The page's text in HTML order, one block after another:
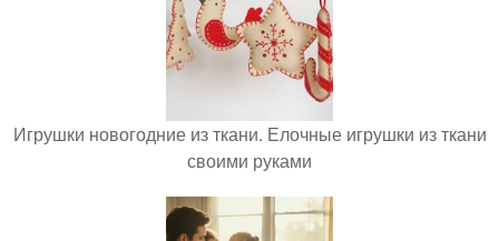
Игрушки новогодние из ткани. Елочные игрушки из ткани
своими руками